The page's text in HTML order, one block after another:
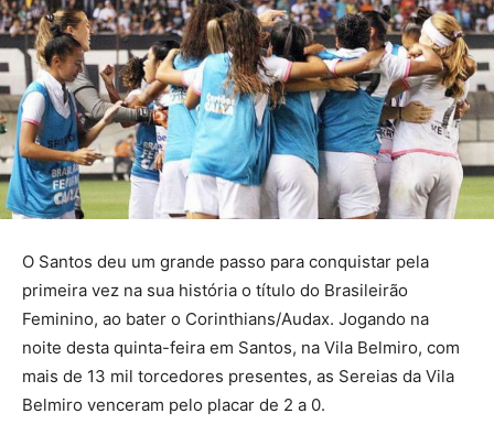
O Santos deu um grande passo para conquistar pela
primeira vez na sua história o título do Brasileirão
Feminino, ao bater o Corinthians/Audax. Jogando na
noite desta quinta-feira em Santos, na Vila Belmiro, com
mais de 13 mil torcedores presentes, as Sereias da Vila
Belmiro venceram pelo placar de 2 a 0.